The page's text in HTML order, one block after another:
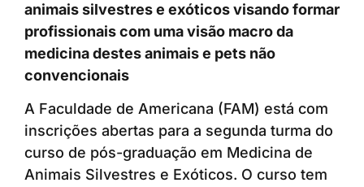
animais silvestres e exóticos visando formar
profissionais com uma visão macro da
medicina destes animais e pets não
convencionais
A Faculdade de Americana (FAM) está com
inscrições abertas para a segunda turma do
curso de pós-graduação em Medicina de
Animais Silvestres e Exóticos. O curso tem